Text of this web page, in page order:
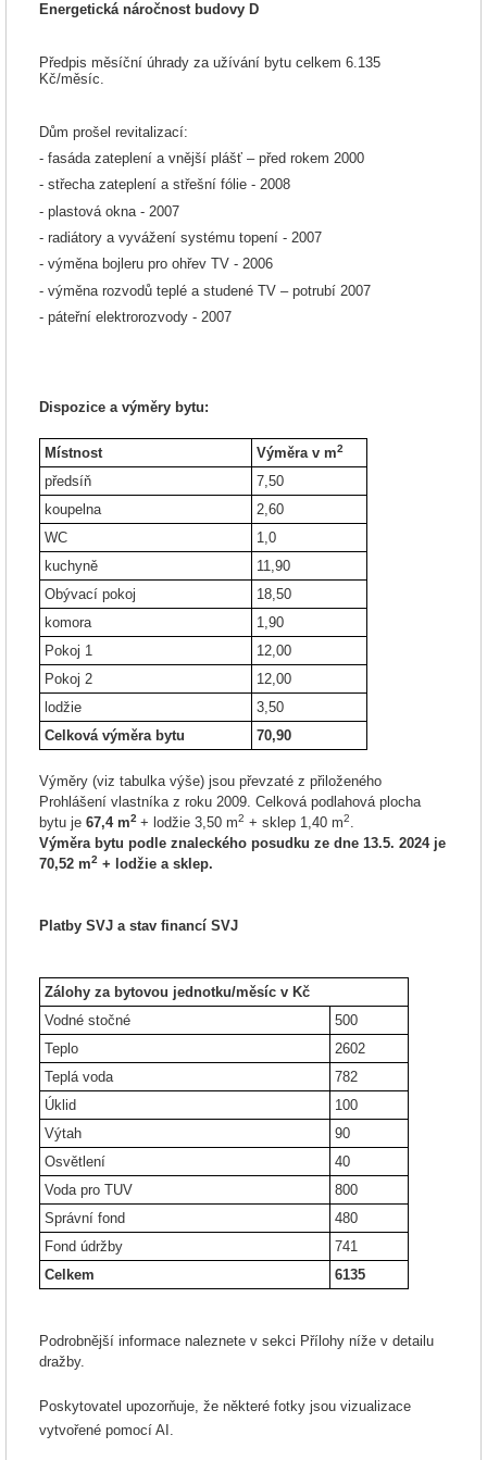
Energetická náročnost budovy D
Předpis měsíční úhrady za užívání bytu celkem 6.135
Kč/měsíc.
Dům prošel revitalizací:
- fasáda zateplení a vnější plášť – před rokem 2000
- střecha zateplení a střešní fólie - 2008
- plastová okna - 2007
- radiátory a vyvážení systému topení - 2007
- výměna bojleru pro ohřev TV - 2006
- výměna rozvodů teplé a studené TV – potrubí 2007
- páteřní elektrorozvody - 2007
Dispozice a výměry bytu:
Místnost Výměra v m2
předsíň
7,50
koupelna
2,60
WC
1,0
kuchyně
11,90
Obývací pokoj
18,50
komora
1,90
Pokoj 1
12,00
Pokoj 2
12,00
lodžie
3,50
Celková výměra bytu
70,90
Výměry (viz tabulka výše) jsou převzaté z přiloženého
Prohlášení vlastníka z roku 2009. Celková podlahová plocha
bytu je 67,4 m2 + lodžie 3,50 m2 + sklep 1,40 m2.
Výměra bytu podle znaleckého posudku ze dne 13.5. 2024 je
70,52 m2 + lodžie a sklep.
Platby SVJ a stav financí SVJ
Zálohy za bytovou jednotku/měsíc v Kč
Vodné stočné
500
Teplo
2602
Teplá voda
782
Úklid
100
Výtah
90
Osvětlení
40
Voda pro TUV
800
Správní fond
480
Fond údržby
741
Celkem
6135
Podrobnější informace naleznete v sekci Přílohy níže v detailu
dražby.
Poskytovatel upozorňuje, že některé fotky jsou vizualizace
vytvořené pomocí AI.